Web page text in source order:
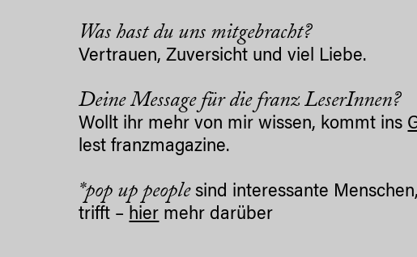
Was hast du uns mitgebracht?
Vertrauen, Zuversicht und viel Liebe.
Deine Message für die franz LeserInnen?
Wollt ihr mehr von mir wissen, kommt ins
lest franzmagazine.
*pop up peoplesind interessante
trifft – hier mehr darüber